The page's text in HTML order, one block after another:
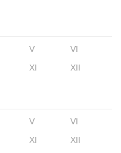
V
VI
XI XII
V
VI
XI XII